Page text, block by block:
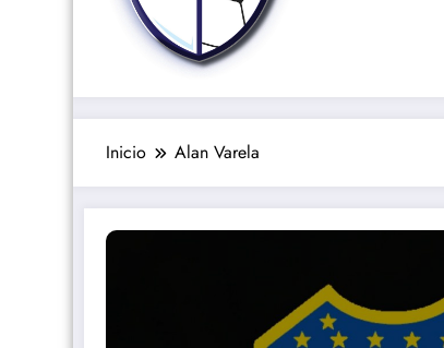
Inicio Alan Varela